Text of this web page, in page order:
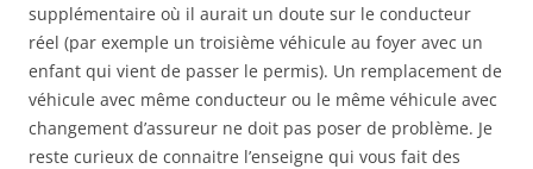
supplémentaire où il aurait un doute sur le conducteur
réel (par exemple un troisième véhicule au foyer avec un
enfant qui vient de passer le permis). Un remplacement de
véhicule avec même conducteur ou le même véhicule avec
changement d’assureur ne doit pas poser de problème. Je
reste curieux de connaitre l’enseigne qui vous fait des